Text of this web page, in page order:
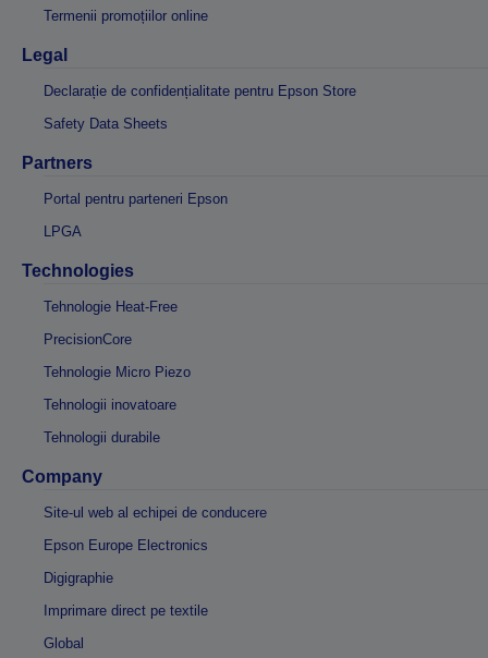
Termenii promoțiilor online
Legal
Declarație de confidențialitate pentru Epson Store
Safety Data Sheets
Partners
Portal pentru parteneri Epson
LPGA
Technologies
Tehnologie Heat-Free
PrecisionCore
Tehnologie Micro Piezo
Tehnologii inovatoare
Tehnologii durabile
Company
Site-ul web al echipei de conducere
Epson Europe Electronics
Digigraphie
Imprimare direct pe textile
Global